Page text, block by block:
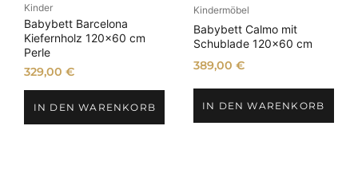
Kinder
Babybett Barcelona
Kiefernholz 120×60 cm
Perle
329,00€
IN DEN WARENKORB
Kindermöbel
Babybett Calmo mit
Schublade 120×60 cm
389,00 €
IN DEN WARENKORB